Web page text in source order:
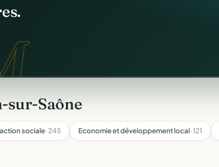
sur-Saône
sociale· 245 Economie et développement local· 121